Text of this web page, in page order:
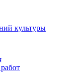
культуры